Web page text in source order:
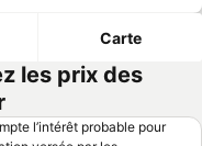
Carte
les prix des
l’intérêt probable pour